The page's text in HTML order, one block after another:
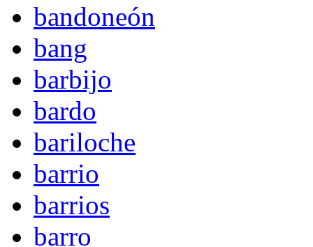
bandoneón
bang
barbijo
bardo
bariloche
barrio
barrios
barro